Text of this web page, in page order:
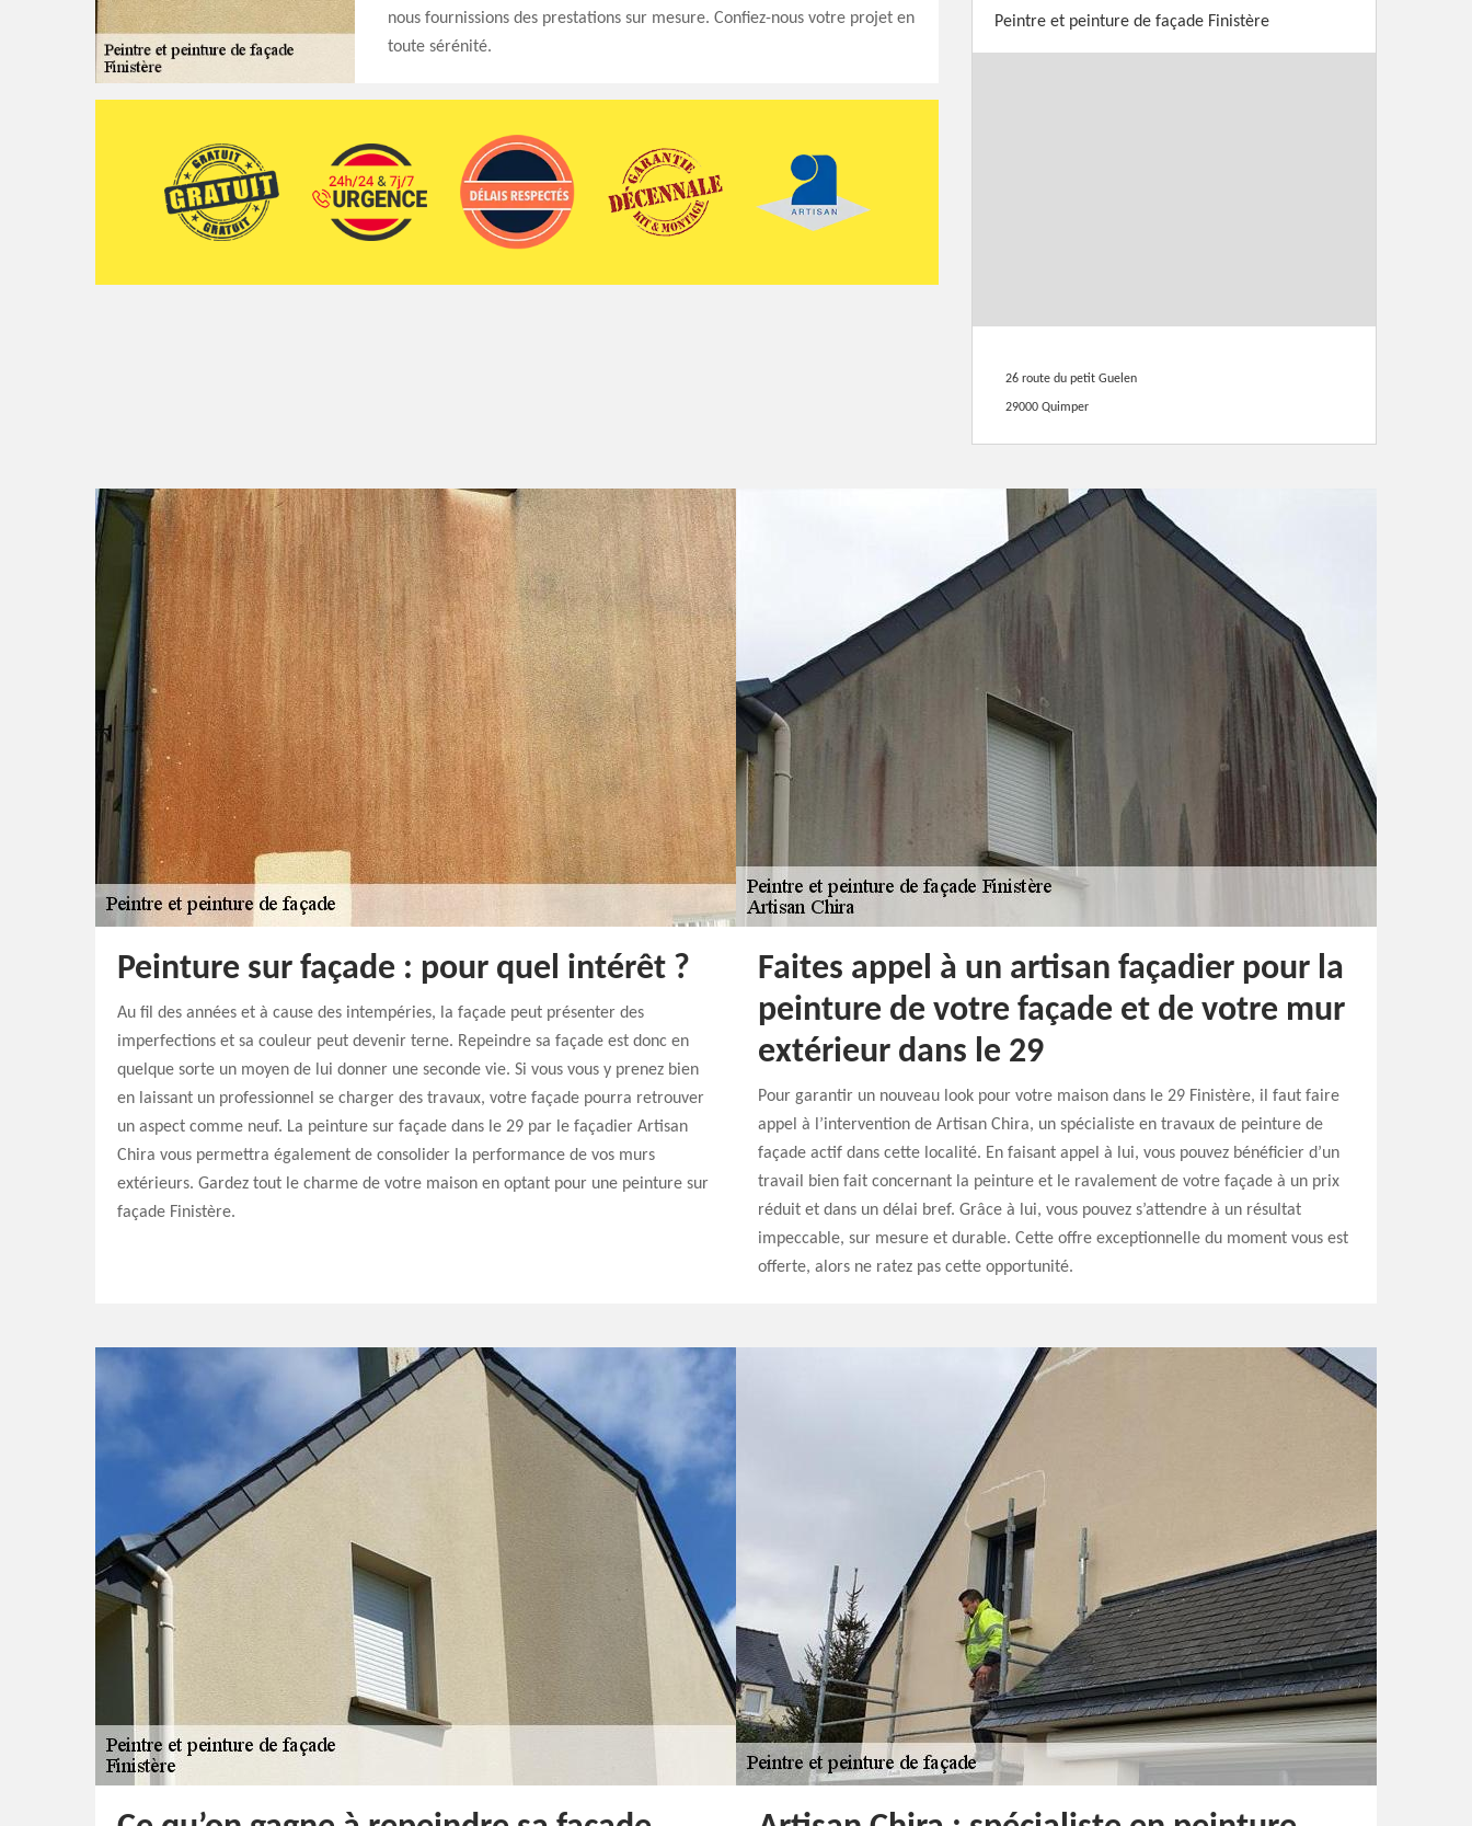
nous fournissions des prestations sur mesure. Confiez-nous votre projet en
toute sérénité.
Peintre et peinture de façade Finistère
26 route du petit Guelen
29000 Quimper
Peinture sur façade : pour quel intérêt ?
Au fil des années et à cause des intempéries, la façade peut présenter des
imperfections et sa couleur peut devenir terne. Repeindre sa façade est donc en
quelque sorte un moyen de lui donner une seconde vie. Si vous vous y prenez bien
en laissant un professionnel se charger des travaux, votre façade pourra retrouver
un aspect comme neuf. La peinture sur façade dans le 29 par le façadier Artisan
Chira vous permettra également de consolider la performance de vos murs
extérieurs. Gardez tout le charme de votre maison en optant pour une peinture sur
façade Finistère.
Faites appel à un artisan façadier pour la
peinture de votre façade et de votre mur
extérieur dans le 29
Pour garantir un nouveau look pour votre maison dans le 29 Finistère, il faut faire
appel à l’intervention de Artisan Chira, un spécialiste en travaux de peinture de
façade actif dans cette localité. En faisant appel à lui, vous pouvez bénéficier d’un
travail bien fait concernant la peinture et le ravalement de votre façade à un prix
réduit et dans un délai bref. Grâce à lui, vous pouvez s’attendre à un résultat
impeccable, sur mesure et durable. Cette offre exceptionnelle du moment vous est
offerte, alors ne ratez pas cette opportunité.